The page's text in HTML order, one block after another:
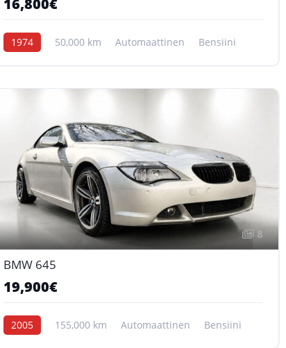
16,800€
1974 50,000 km Automaattinen Bensiini
8
BMW 645
19,900€
2005 155,000 km Automaattinen Bensiini